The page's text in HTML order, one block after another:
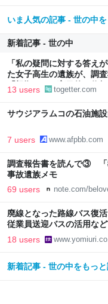
いま人気の記事 - 世の中
新着記事 - 世の中
「私の疑問に対する答え
た女子高生の遺族が、調
「根拠のない盲目的な信
13 users togetter.com
サウジアラムコの石油施
7 users www.afpbb.com
調査報告書を読んで③ 「
事故遺族メモ
69 users note.com/
廃線となった路線バス復
従業員送迎バスの活用な
18 users
新着記事 - 世の中をもっ